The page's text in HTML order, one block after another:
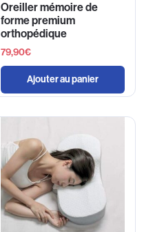
Oreiller mémoire de
forme premium
orthopédique
79,90€
Ajouter au panier